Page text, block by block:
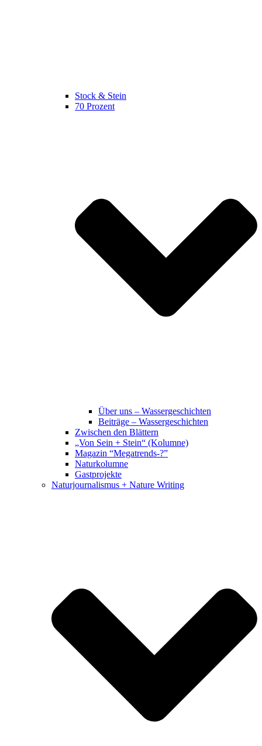
Stock & Stein
70 Prozent
Über uns – Wassergeschichten
Beiträge – Wassergeschichten
Zwischen den Blättern
„Von Sein + Stein“ (Kolumne)
Magazin “Megatrends-?”
Naturkolumne
Gastprojekte
Naturjournalismus + Nature Writing